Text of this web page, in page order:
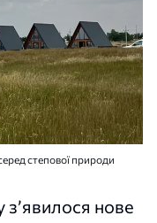
степової природи
з’явилося нове